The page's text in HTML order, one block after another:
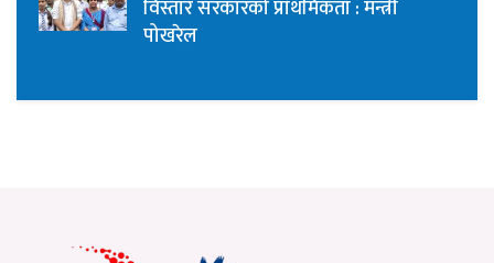
विस्तार सरकारको प्राथमिकता : मन्त्री
पोखरेल